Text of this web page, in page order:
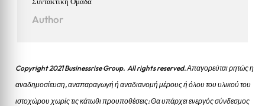
Author
Copyright 2021 Businessrise Group. All rights reserved. Απαγορεύται ρητώς η
αναδημοσίευση, αναπαραγωγή ή αναδιανομή μέρους ή όλου του υλικού του
ιστοχώρου χωρίς τις κάτωθι προυποθέσεις: Θα υπάρχει ενεργός σύνδεσμος